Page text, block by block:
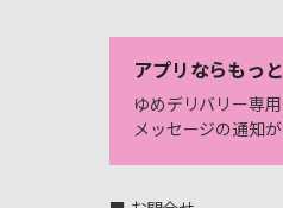
アプリならもっ
ゆめデリバリー専用
メッセージの通知